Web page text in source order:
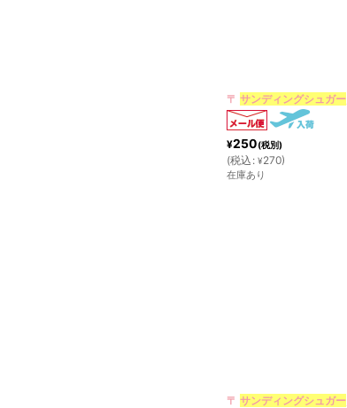
絞り込む
〒 サンディングシュガー
¥250(税別)
(税込 : ¥270)
在庫あり
〒 サンディングシュガー